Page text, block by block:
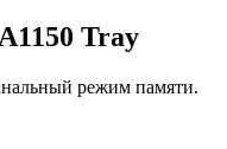
Tray
режим памяти.